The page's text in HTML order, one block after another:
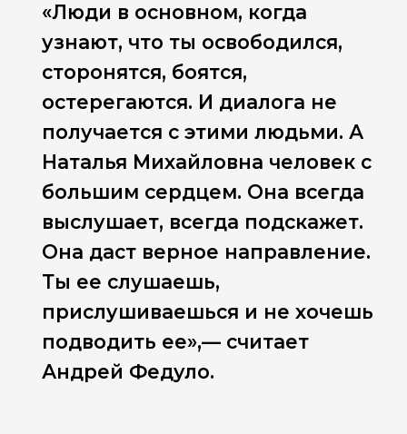
«Люди в основном, когда
узнают, что ты освободился,
сторонятся, боятся,
остерегаются. И диалога не
получается с этими людьми. А
Наталья Михайловна человек с
большим сердцем. Она всегда
выслушает, всегда подскажет.
Она даст верное направление.
Ты ее слушаешь,
прислушиваешься и не хочешь
подводить ее»,— считает
Андрей Федуло.